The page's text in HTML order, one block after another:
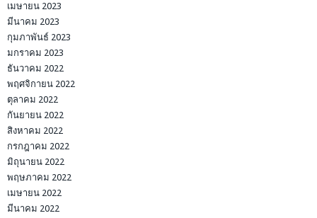
เมษายน 2023
มีนาคม 2023
กุมภาพันธ์ 2023
มกราคม 2023
ธันวาคม 2022
พฤศจิกายน 2022
ตุลาคม 2022
กันยายน 2022
สิงหาคม 2022
กรกฎาคม 2022
มิถุนายน 2022
พฤษภาคม 2022
เมษายน 2022
มีนาคม 2022